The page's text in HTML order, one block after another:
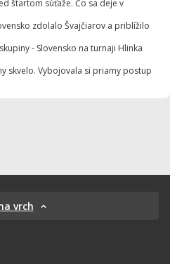
štartom súťaže. Čo sa deje v
zdolalo Švajčiarov a priblížilo
- Slovensko na turnaji Hlinka
skvelo. Vybojovala si priamy postup
vrch